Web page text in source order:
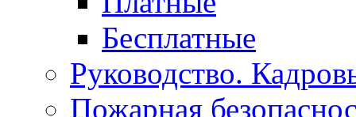
Бесплатные
Руководство.
Пожарная